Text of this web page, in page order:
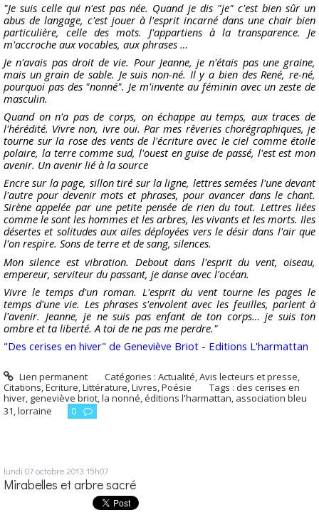
"Je suis celle qui n'est pas née. Quand je dis "je" c'est bien sûr un
abus de langage, c'est jouer à l'esprit incarné dans une chair bien
particulière, celle des mots. J'appartiens à la transparence. Je
m'accroche aux vocables, aux phrases …
Je n'avais pas droit de vie. Pour Jeanne, je n'étais pas une graine,
mais un grain de sable. Je suis non-né. Il y a bien des René, re-né,
pourquoi pas des "nonné". Je m'invente au féminin avec un zeste de
masculin.
Quand on n'a pas de corps, on échappe au temps, aux traces de
l'hérédité. Vivre non, ivre oui. Par mes rêveries chorégraphiques, je
tourne sur la rose des vents de l'écriture avec le ciel comme étoile
polaire, la terre comme sud, l'ouest en guise de passé, l'est est mon
avenir. Un avenir lié à la source
Encre sur la page, sillon tiré sur la ligne, lettres semées l'une devant
l'autre pour devenir mots et phrases, pour avancer dans le chant.
Sirène appelée par une petite pensée de rien du tout. Lettres liées
comme le sont les hommes et les arbres, les vivants et les morts. Iles
désertes et solitudes aux ailes déployées vers le désir dans l'air que
l'on respire. Sons de terre et de sang, silences.
Mon silence est vibration. Debout dans l'esprit du vent, oiseau,
empereur, serviteur du passant, je danse avec l'océan.
Vivre le temps d'un roman. L'esprit du vent tourne les pages le
temps d'une vie. Les phrases s'envolent avec les feuilles, parlent à
l'avenir. Jeanne, je ne suis pas enfant de ton corps… je suis ton
ombre et ta liberté. A toi de ne pas me perdre."
"Des cerises en hiver" de Geneviève Briot - Editions L'harmattan
Lien permanent Catégories :Actualité,Avis lecteurs et presse,
Citations,Ecriture,Littérature,Livres,Poésie Tags : des cerises en
hiver, geneviève briot,la nonné,éditions l'harmattan, association bleu
31,lorraine 0
lundi 07octobre 2013 15h07
Mirabelles et arbre sacré